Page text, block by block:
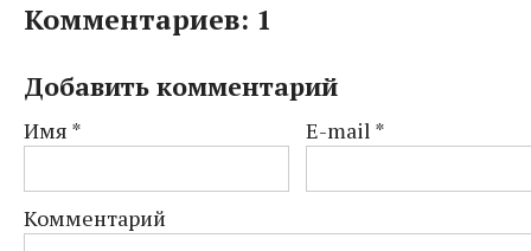
Комментариев: 1
Добавить комментарий
Имя * E-mail *
Комментарий